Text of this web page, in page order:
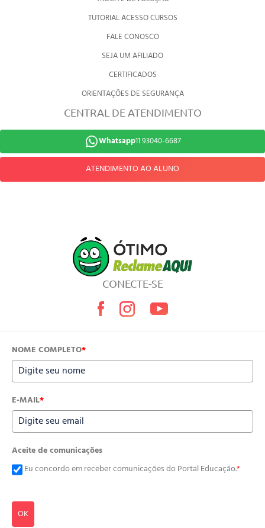
TUTORIAL ACESSO CURSOS
FALE CONOSCO
SEJA UM AFILIADO
CERTIFICADOS
ORIENTAÇÕES DE SEGURANÇA
CENTRAL DE ATENDIMENTO
Whatsapp11 93040-6687
ATENDIMENTO AO ALUNO
CONECTE-SE
NOME COMPLETO*
E-MAIL*
Aceite de comunicações
Eu concordo em receber comunicações do Portal Educação.*
OK